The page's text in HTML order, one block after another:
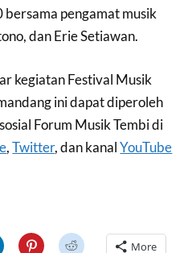
pengamat musik
dan Erie Setiawan.
kegiatan Festival Musik
ini dapat diperoleh
Forum Musik Tembi di
,Twitter, dan kanalYouTube
Click Click Click More